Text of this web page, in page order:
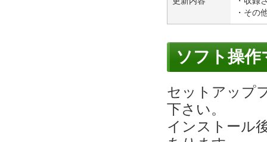
・その
ソフト操
セットアップ
下さい。
インストール